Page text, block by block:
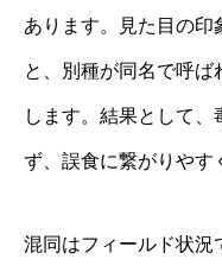
あります。見た目の印
と、別種が同名で呼ば
します。結果として
ず、誤食に繋がりやす
混同はフィールド状況